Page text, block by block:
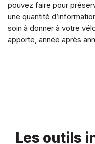
pouvez faire pour
une quantité
soin à donner à votre
apporte, année après
Les outils